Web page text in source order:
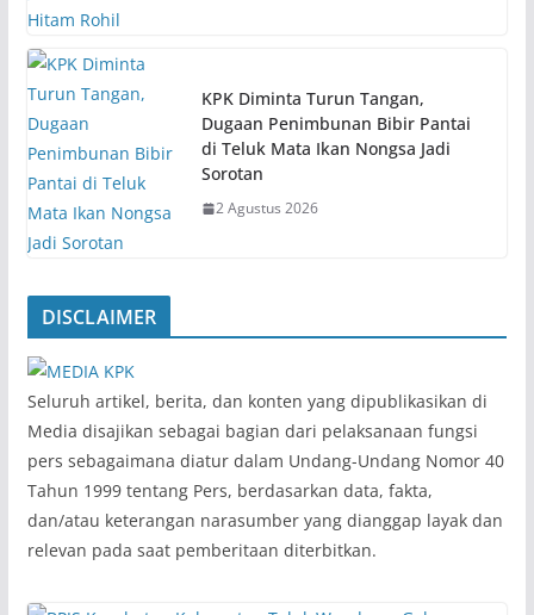
KPK Diminta Turun Tangan,
Dugaan Penimbunan Bibir Pantai
di Teluk Mata Ikan Nongsa Jadi
Sorotan
2 Agustus 2026
DISCLAIMER
‎Seluruh artikel, berita, dan konten yang dipublikasikan di
Media disajikan sebagai bagian dari pelaksanaan fungsi
pers sebagaimana diatur dalam Undang-Undang Nomor 40
Tahun 1999 tentang Pers, berdasarkan data, fakta,
dan/atau keterangan narasumber yang dianggap layak dan
relevan pada saat pemberitaan diterbitkan.